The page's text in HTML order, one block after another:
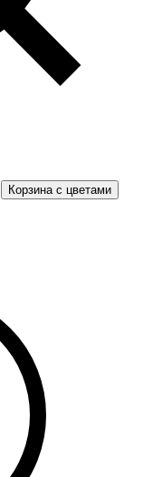
Корзина с цветами